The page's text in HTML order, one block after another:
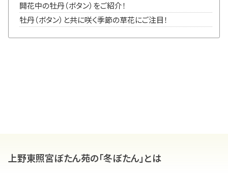
開花中の牡丹（ボタン）をご紹介！
牡丹（ボタン）と共に咲く季節の草花にご注目！
上野東照宮ぼたん苑の「冬ぼたん」とは